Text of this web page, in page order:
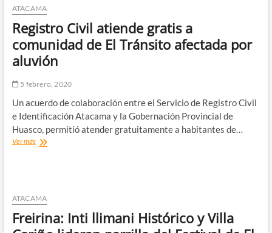
a
111
viviendas
sociales
en
Atacama
ATACAMA
Registro Civil atiende gratis a
comunidad de El Tránsito afectada por
aluvión
5 febrero, 2020
Un acuerdo de colaboración entre el Servicio de Registro Civil
e Identificación Atacama y la Gobernación Provincial de
Huasco, permitió atender gratuitamente a habitantes de…
Ver másRegistro
comunidad
de
El
Tránsito
ATACAMA
Freirina: Inti llimani Histórico y Villa